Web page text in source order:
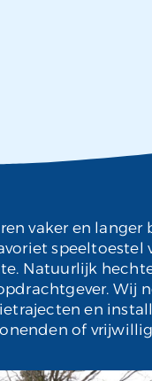
vaker en langer
speeltoestel
Natuurlijk
Wij
en
of